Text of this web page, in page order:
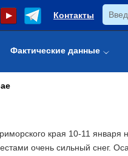
Контакты
Фактические данные
края 10-11 января
очень сильный снег.